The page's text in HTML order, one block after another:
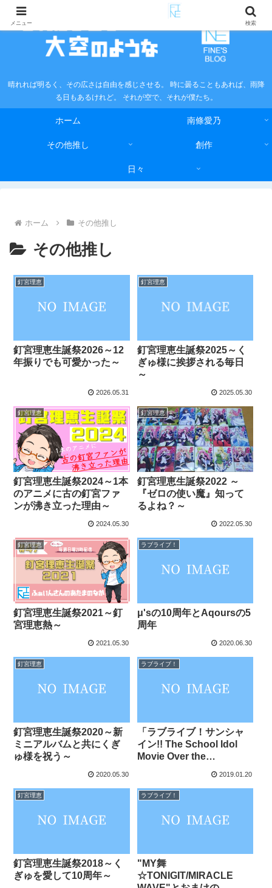
晴れれば明るく、その広さは自由を感じさせる。 時に曇ることもあれば、雨降
る日もあるけれど。 それが空で、それが僕たち。
ホーム 南條愛乃
その他推し 創作
日々
ホーム その他推し
その他推し
釘宮理恵
釘宮理恵生誕祭2026～12
年振りでも可愛かった～
2026.05.31
釘宮理恵
釘宮理恵生誕祭2025～く
ぎゅ様に挨拶される毎日
～
2025.05.30
釘宮理恵
釘宮理恵生誕祭2024～1本
のアニメに古の釘宮ファ
ンが沸き立った理由～
2024.05.30
釘宮理恵
釘宮理恵生誕祭2022 ～
『ゼロの使い魔』知って
るよね？～
2022.05.30
釘宮理恵
釘宮理恵生誕祭2021～釘
宮理恵熱～
2021.05.30
ラブライブ！
μ'sの10周年とAqoursの5
周年
2020.06.30
釘宮理恵
釘宮理恵生誕祭2020～新
ミニアルバムと共にくぎ
ゅ様を祝う～
2020.05.30
ラブライブ！
「ラブライブ！サンシャ
イン!! The School Idol
Movie Over the
イバーとしての終わりを
悟った話
2019.01.20
釘宮理恵
釘宮理恵生誕祭2018～く
ぎゅを愛して10周年～
ラブライブ！
"MY舞
☆TONIGIT/MIRACLE
メニュー 検索